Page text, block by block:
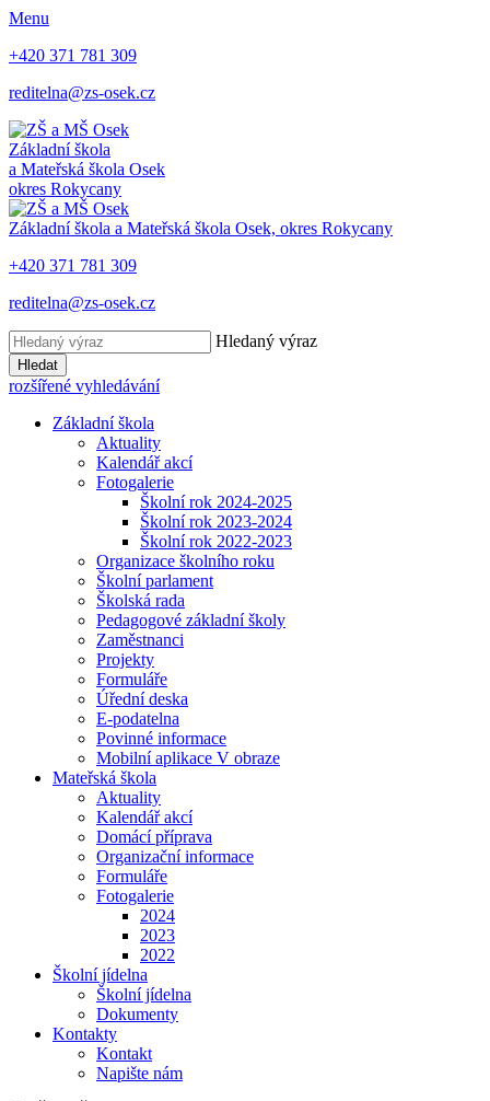
Menu
+420 371 781 309
reditelna@zs-osek.cz
Základní škola
a Mateřská škola Osek
okres Rokycany
Základní škola a Mateřská škola Osek, okres Rokycany
+420 371 781 309
reditelna@zs-osek.cz
Hledaný výraz
Hledat
rozšířené vyhledávání
Základní škola
Aktuality
Kalendář akcí
Fotogalerie
Školní rok 2024-2025
Školní rok 2023-2024
Školní rok 2022-2023
Organizace školního roku
Školní parlament
Školská rada
Pedagogové základní školy
Zaměstnanci
Projekty
Formuláře
Úřední deska
E-podatelna
Povinné informace
Mobilní aplikace V obraze
Mateřská škola
Aktuality
Kalendář akcí
Domácí příprava
Organizační informace
Formuláře
Fotogalerie
2024
2023
2022
Školní jídelna
Školní jídelna
Dokumenty
Kontakty
Kontakt
Napište nám